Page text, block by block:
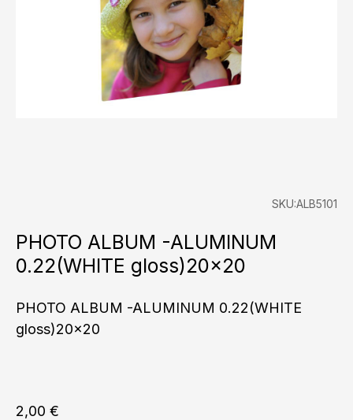
SKU:ALB5101
PHOTO ALBUM -ALUMINUM
0.22(WHITE gloss)20×20
PHOTO ALBUM -ALUMINUM 0.22(WHITE
gloss)20x20
2,00 €